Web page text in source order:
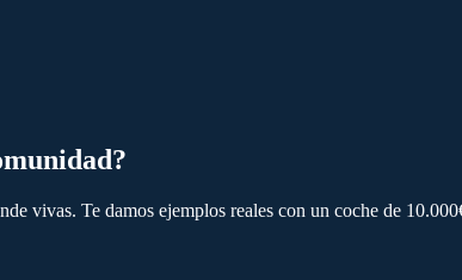
vivas. Te damos ejemplos reales con un coche de